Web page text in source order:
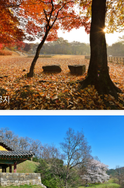
지